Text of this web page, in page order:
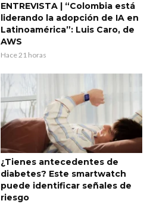
ENTREVISTA | “Colombia está
liderando la adopción de IA en
Latinoamérica”: Luis Caro, de
AWS
Hace 21 horas
¿Tienes antecedentes de
diabetes? Este smartwatch
puede identificar señales de
riesgo